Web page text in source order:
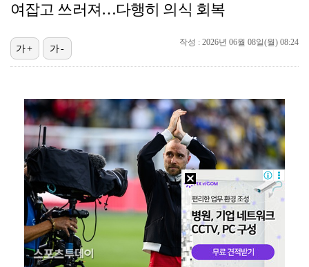
진세연, 전속계약 종료…FA 시장 나왔다 [공식]
대놓고 '심판 마사지'로 결재 받기도…최종 결재권자는 …
외신까지 퍼지고 있는 축구협회 성접대 논란…2002 한…
'오징어 게임' 미국판 스핀오프, 제작 무산설 "넷플릭…
[ST포토] 정지효, 반가운 손인사
여잡고 쓰러져…다행히 의식 회복
작성 : 2026년 06월 08일(월) 08:24
가+ 가-